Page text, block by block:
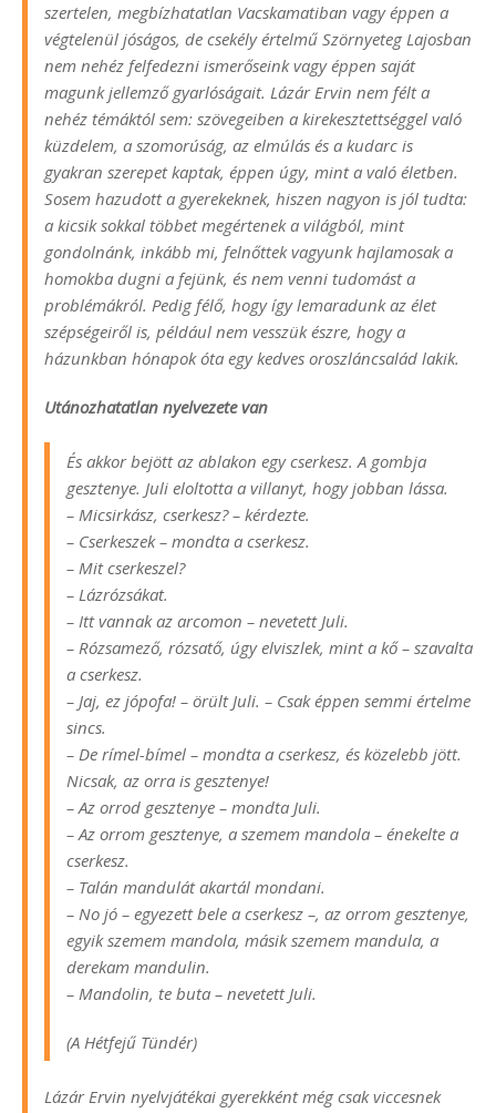
szertelen, megbízhatatlan Vacskamatiban vagy éppen a
végtelenül jóságos, de csekély értelmű Szörnyeteg Lajosban
nem nehéz felfedezni ismerőseink vagy éppen saját
magunk jellemző gyarlóságait. Lázár Ervin nem félt a
nehéz témáktól sem: szövegeiben a kirekesztettséggel való
küzdelem, a szomorúság, az elmúlás és a kudarc is
gyakran szerepet kaptak, éppen úgy, mint a való életben.
Sosem hazudott a gyerekeknek, hiszen nagyon is jól tudta:
a kicsik sokkal többet megértenek a világból, mint
gondolnánk, inkább mi, felnőttek vagyunk hajlamosak a
homokba dugni a fejünk, és nem venni tudomást a
problémákról. Pedig félő, hogy így lemaradunk az élet
szépségeiről is, például nem vesszük észre, hogy a
házunkban hónapok óta egy kedves oroszláncsalád lakik.
Utánozhatatlan nyelvezete van
És akkor bejött az ablakon egy cserkesz. A gombja
gesztenye. Juli eloltotta a villanyt, hogy jobban lássa.
– Micsirkász, cserkesz? – kérdezte.
– Cserkeszek – mondta a cserkesz.
– Mit cserkeszel?
– Lázrózsákat.
– Itt vannak az arcomon – nevetett Juli.
– Rózsamező, rózsatő, úgy elviszlek, mint a kő – szavalta
a cserkesz.
– Jaj, ez jópofa! – örült Juli. – Csak éppen semmi értelme
sincs.
– De rímel-bímel – mondta a cserkesz, és közelebb jött.
Nicsak, az orra is gesztenye!
– Az orrod gesztenye – mondta Juli.
– Az orrom gesztenye, a szemem mandola – énekelte a
cserkesz.
– Talán mandulát akartál mondani.
– No jó – egyezett bele a cserkesz –, az orrom gesztenye,
egyik szemem mandola, másik szemem mandula, a
derekam mandulin.
– Mandolin, te buta – nevetett Juli.
(A Hétfejű Tündér)
Lázár Ervin nyelvjátékai gyerekként még csak viccesnek